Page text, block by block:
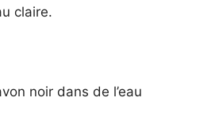
claire.
noir dans de l’eau